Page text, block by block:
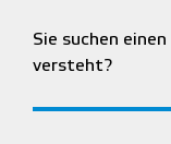
Sie suchen
versteht?